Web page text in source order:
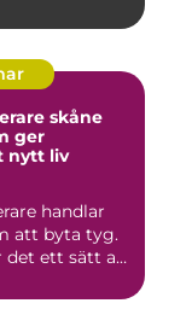
skåne
ger
nytt liv
handlar
att byta tyg.
det ett sätt att